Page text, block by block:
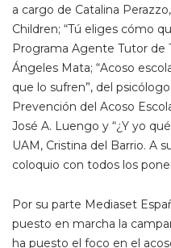
a cargo de Catalina
Children; “Tú eliges cómo
Programa Agente Tutor de
Ángeles Mata; “Acoso
que lo sufren”, del
Prevención del Acoso
José A. Luengo y “¿Y yo
UAM, Cristina del Barrio. A
coloquio con todos los
Por su parte Mediaset
puesto en marcha la
ha puesto el foco en el